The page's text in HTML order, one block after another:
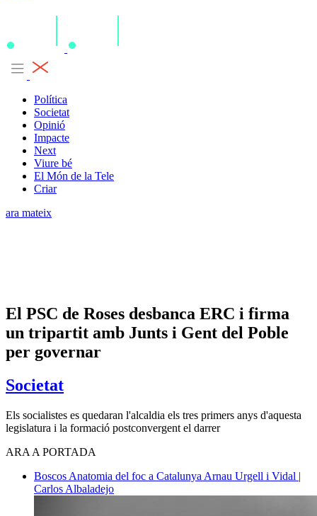
Política
Societat
Opinió
Impacte
Next
Viure bé
El Món de la Tele
Criar
ara mateix
El PSC de Roses desbanca ERC i firma
un tripartit amb Junts i Gent del Poble
per governar
Societat
Els socialistes es quedaran l'alcaldia els tres primers anys d'aquesta
legislatura i la formació postconvergent el darrer
ARA A PORTADA
Boscos Anatomia del foc a Catalunya Arnau Urgell i Vidal |
Carlos Albaladejo